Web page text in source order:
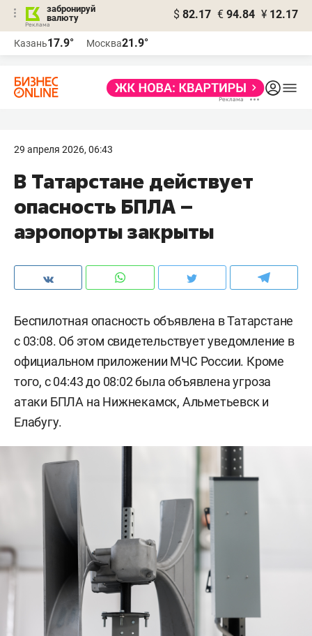
забронируй
валюту
$ 82.17 € 94.84 ¥ 12.17
Казань17.9° Москва21.9°
29 апреля 2026, 06:43
В Татарстане действует
опасность БПЛА –
аэропорты закрыты
Беспилотная опасность объявлена в Татарстане
с 03:08. Об этом свидетельствует уведомление в
официальном приложении МЧС России. Кроме
того, с 04:43 до 08:02 была объявлена угроза
атаки БПЛА на Нижнекамск, Альметьевск и
Елабугу.